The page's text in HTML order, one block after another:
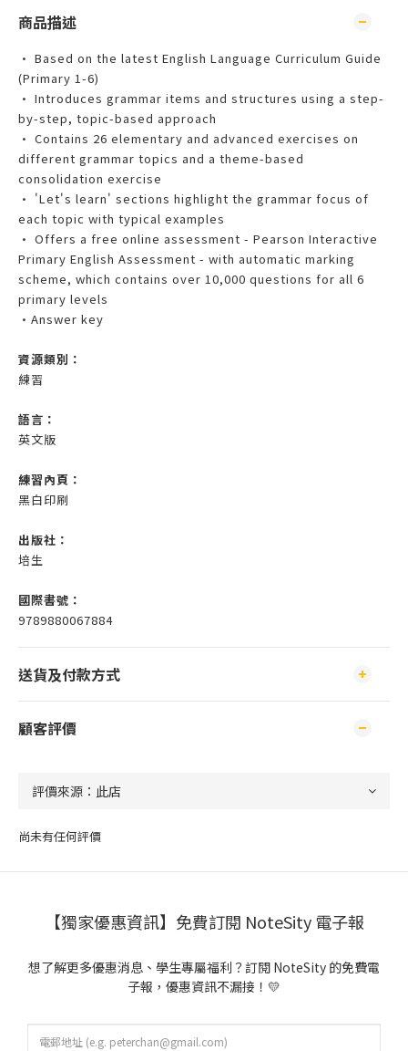
商品描述
• Based on the latest English Language Curriculum Guide
(Primary 1-6)
• Introduces grammar items and structures using a step-
by-step, topic-based approach
• Contains 26 elementary and advanced exercises on
different grammar topics and a theme-based
consolidation exercise
• 'Let's learn' sections highlight the grammar focus of
each topic with typical examples
• Offers a free online assessment - Pearson Interactive
Primary English Assessment - with automatic marking
scheme, which contains over 10,000 questions for all 6
primary levels
•Answer key
資源類別：
練習
語言：
英文版
練習內頁：
黑白印刷
出版社：
培生
國際書號：
9789880067884
送貨及付款方式
顧客評價
尚未有任何評價
【獨家優惠資訊】免費訂閱 NoteSity 電子報
想了解更多優惠消息、學生專屬福利？訂閱 NoteSity 的免費電
子報，優惠資訊不漏接！💛